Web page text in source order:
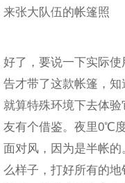
来张大队伍的帐篷照
好了，要说一下实际
告才带了这款帐篷，知
就算特殊环境下去体
友有个借鉴。夜里0℃
面对风，因为是半帐
么样子，打好所有的